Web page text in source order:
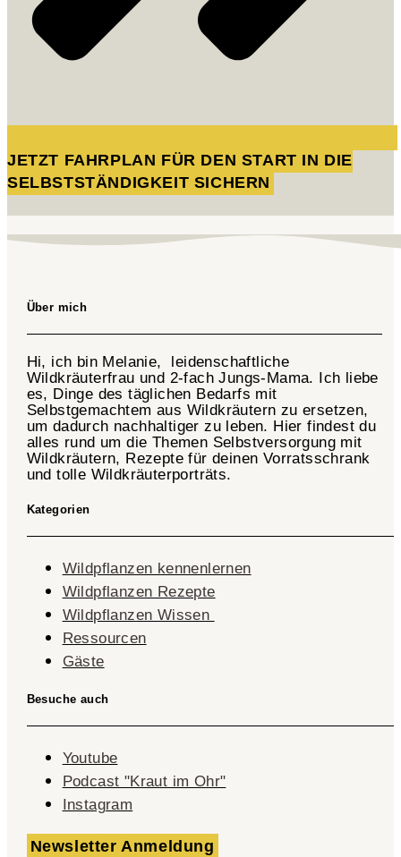
JETZT FAHRPLAN FÜR DEN START IN DIE
SELBSTSTÄNDIGKEIT SICHERN
Über mich
Hi, ich bin Melanie, leidenschaftliche
Wildkräuterfrau und 2-fachJungs-Mama. Ich liebe
es, Dinge des täglichen Bedarfs mit
Selbstgemachtem aus Wildkräutern zu ersetzen,
um dadurch nachhaltiger zu leben. Hier findest du
alles rund um die Themen Selbstversorgung mit
Wildkräutern, Rezepte für deinen Vorratsschrank
und tolle Wildkräuterporträts.
Kategorien
Wildpflanzen kennenlernen
Wildpflanzen Rezepte
Wildpflanzen Wissen ​
Ressourcen
Gäste
Besuche auch
Youtube
Podcast "Kraut im Ohr"
Instagram
Newsletter Anmeldung